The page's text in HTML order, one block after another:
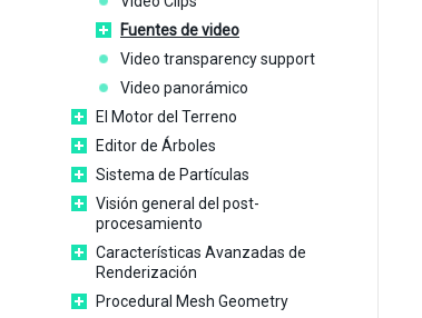
Fuentes de video
Video transparency support
Video panorámico
El Motor del Terreno
Editor de Árboles
Sistema de Partículas
Visión general del post-
procesamiento
Características Avanzadas de
Renderización
Procedural Mesh Geometry